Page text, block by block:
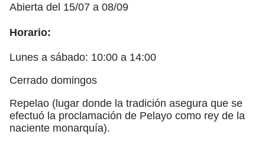
Abierta del 15/07 a 08/09
Horario:
Lunes a sábado: 10:00 a 14:00
Cerrado domingos
Repelao (lugar donde la tradición asegura que se
efectuó la proclamación de Pelayo como rey de la
naciente monarquía).